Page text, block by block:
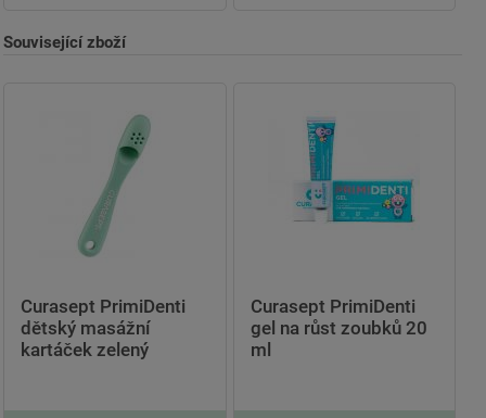
Související zboží
Curasept PrimiDenti
dětský masážní
kartáček zelený
Curasept PrimiDenti
gel na růst zoubků 20
ml